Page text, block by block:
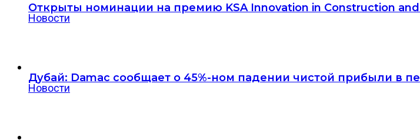
Открыты номинации на премию KSA Innovation in Construction and
Новости
Дубай: Damac сообщает о 45%-ном падении чистой прибыли в
Новости